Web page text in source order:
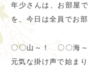
年少さんは、お部屋
を、今日は全員でお
〇〇山～！ 〇〇海
元気な掛け声で始ま